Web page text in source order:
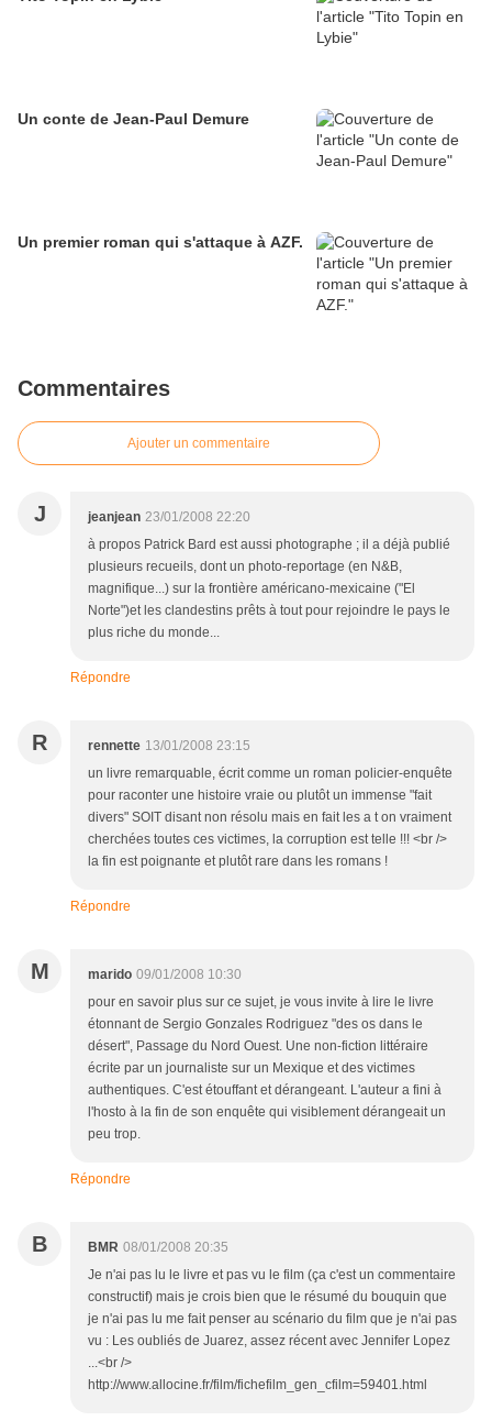
Un conte de Jean-Paul Demure
Un premier roman qui s'attaque à AZF.
Commentaires
Ajouter un commentaire
J jeanjean 23/01/2008 22:20
à propos Patrick Bard est aussi photographe ; il a déjà publié
plusieurs recueils, dont un photo-reportage (en N&B,
magnifique...) sur la frontière américano-mexicaine ("El
Norte")et les clandestins prêts à tout pour rejoindre le pays le
plus riche du monde...
Répondre
R rennette 13/01/2008 23:15
un livre remarquable, écrit comme un roman policier-enquête
pour raconter une histoire vraie ou plutôt un immense "fait
divers" SOIT disant non résolu mais en fait les a t on vraiment
cherchées toutes ces victimes, la corruption est telle !!! <br />
la fin est poignante et plutôt rare dans les romans !
Répondre
M marido 09/01/2008 10:30
pour en savoir plus sur ce sujet, je vous invite à lire le livre
étonnant de Sergio Gonzales Rodriguez "des os dans le
désert", Passage du Nord Ouest. Une non-fiction littéraire
écrite par un journaliste sur un Mexique et des victimes
authentiques. C'est étouffant et dérangeant. L'auteur a fini à
l'hosto à la fin de son enquête qui visiblement dérangeait un
peu trop.
Répondre
B BMR 08/01/2008 20:35
Je n'ai pas lu le livre et pas vu le film (ça c'est un commentaire
constructif) mais je crois bien que le résumé du bouquin que
je n'ai pas lu me fait penser au scénario du film que je n'ai pas
vu : Les oubliés de Juarez, assez récent avec Jennifer Lopez
...<br />
http://www.allocine.fr/film/fichefilm_gen_cfilm=59401.html